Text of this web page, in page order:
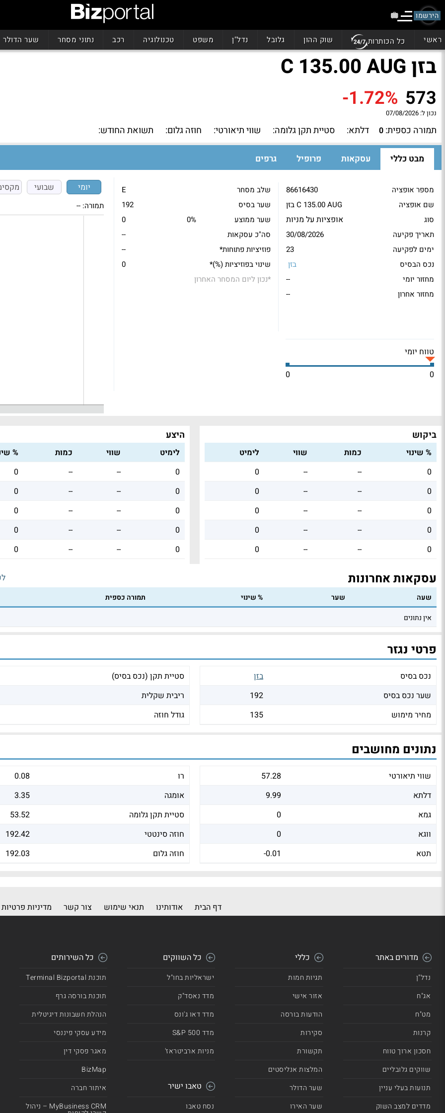
הירשמו
ראשי כל הכותרות שוק ההון גלובל נדל"ן משפט טכנולוגיה רכב נתוני מסחר שער הדולר
בזן C 135.00 AUG
573
-1.72%
נכון ל: 07/08/2026
תמורה כספית: 0 דלתא: סטיית תקן גלומה: שווי תיאורטי: חוזה גלום: תשואת החודש:
מבט כללי עסקאות פרופיל גרפים
מספר אופציה
86616430
שם אופציה
בזן C 135.00 AUG
סוג
אופציות על מניות
תאריך פקיעה
30/08/2026
ימים לפקיעה
23
נכס הבסיס
בזן
מחזור יומי
--
מחזור אחרון
--
שלב מסחר
E
שער בסיס
192
שער ממוצע
0%
0
סה"כ עסקאות
--
פוזיציות פתוחות*
--
שינוי בפוזיציות (%)*
0
*נכון ליום המסחר האחרון
טווח יומי
0
0
יומי שבועי
תמורה: --
ביקוש
% שינוי כמות שווי
לימיט
0
--
--
0
0
--
--
0
0
--
--
0
0
--
--
0
0
--
--
0
היצע
לימיט שווי כמות
%
0
--
--
0
0
--
--
0
0
--
--
0
0
--
--
0
0
--
--
0
עסקאות אחרונות
שעה שער % שינוי
תמורה כספית
אין נתונים
פרטי נגזר
נכס בסיס
בזן
שער נכס בסיס
192
מחיר מימוש
135
סטיית תקן (נכס בסיס)
ריבית שקלית
גודל חוזה
נתונים מחושבים
שווי תיאורטי
57.28
דלתא
9.99
גמא
0
ווגא
0
תטא
-0.01
רו
0.08
אומגה
3.35
סטיית תקן גלומה
53.52
חוזה סינטטי
192.42
חוזה גלום
192.03
דף הבית אודותינו תנאי שימוש צור קשר מדיניות פרטיות
מדורים באתר
נדל"ן
אג"ח
מט"ח
קרנות
חסכון ארוך טווח
שווקים גלובליים
תנועות בעלי עניין
מדדים למצב השוק
כללי
תגיות חמות
אזור אישי
הודעות בורסה
סקירות
תקשורת
המלצות אנליסטים
שער הדולר
שער האירו
כל השווקים
ישראליות בחו"ל
מדד נאסד"ק
מדד דאו ג'ונס
מדד 500 S&P
מניות ארביטראז'
טאבו ישיר
נסח טאבו
כל השירותים
תוכנת Terminal Bizportal
תוכנת בורסה גרף
הנהלת חשבונות דיגיטלית
מידע עסקי פיננסי
מאגר פסקי דין
BizMap
איתור חברה
MyBusiness CRM – ניהול